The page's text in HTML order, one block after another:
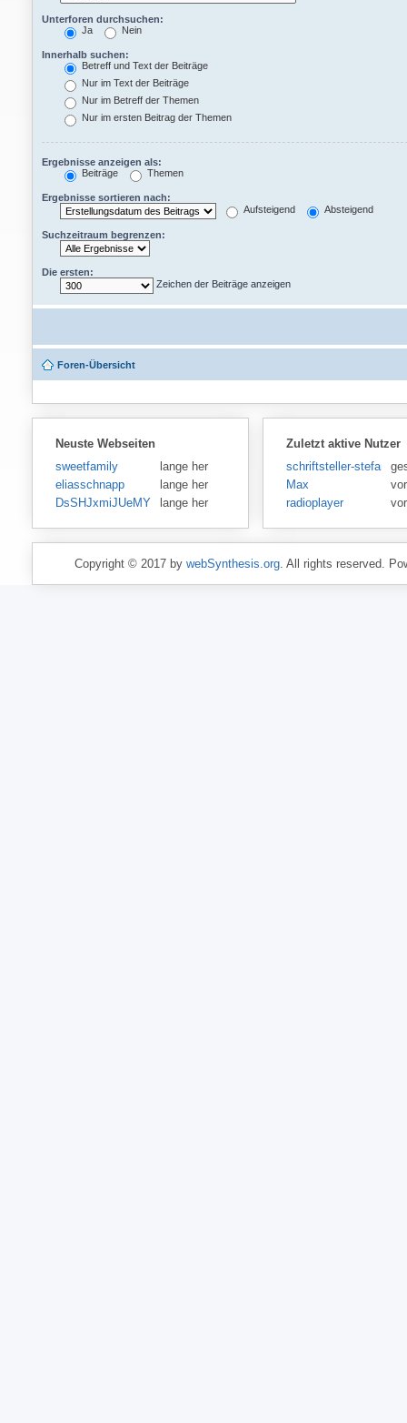
Unterforen durchsuchen:
Ja
Nein
Innerhalb suchen:
Betreff und Text der Beiträge
Nur im Text der Beiträge
Nur im Betreff der Themen
Nur im ersten Beitrag der Themen
Ergebnisse anzeigen als:
Beiträge
Themen
Ergebnisse sortieren nach:
Aufsteigend
Absteigend
Suchzeitraum begrenzen:
Die ersten:
Zeichen der Beiträge anzeigen
Foren-Übersicht
Neuste Webseiten
sweetfamily
lange her
eliasschnapp
lange her
DsSHJxmiJUeMY
lange her
Zuletzt aktive Nutzer
schriftsteller-stefansen
Max
radioplayer
Copyright © 2017 by webSynthesis.org. All rights reserved.